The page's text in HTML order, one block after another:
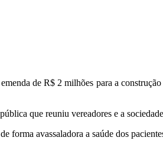
de R$ 2 milhões para a
que reuniu vereadores e a
forma avassaladora a saúde dos